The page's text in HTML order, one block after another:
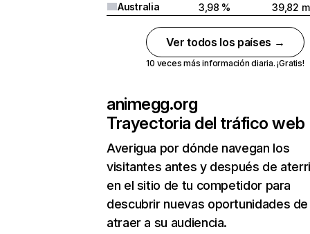
Australia
3,98 % 39,82
Ver todos los países →
10 veces más información diaria. ¡Gratis!
animegg.org
Trayectoria del tráfico web
Averigua por dónde navegan los
visitantes antes y después de
en el sitio de tu competidor para
descubrir nuevas oportunidades de
atraer a su audiencia.